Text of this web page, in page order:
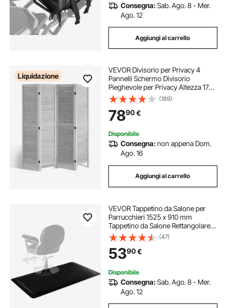
Consegna:Sab. Ago. 8 - Mer.
Ago. 12
Aggiungi al carrello
Liquidazione
VEVOR Divisorio per Privacy 4
Pannelli Schermo Divisorio
Pieghevole per Privacy Altezza 170
cm, Schermo Decorativo Portatile
Separazione dello Spazio per
Ufficio, Ristorante, Camera da Letto
(189)
7890€
Disponibile
Consegna:non appena Dom.
Ago. 16
Aggiungi al carrello
VEVOR Tappetino da Salone per
Parrucchieri 1525 x 910 mm
Tappetino da Salone Rettangolare,
13 mm di Spessore, con Taglio
Rotondo, Bordi Smussati Anti-
Inciampo e Fondo Antiscivolo, Nero
Opaco
(47)
5390€
Disponibile
Consegna:Sab. Ago. 8 - Mer.
Ago. 12